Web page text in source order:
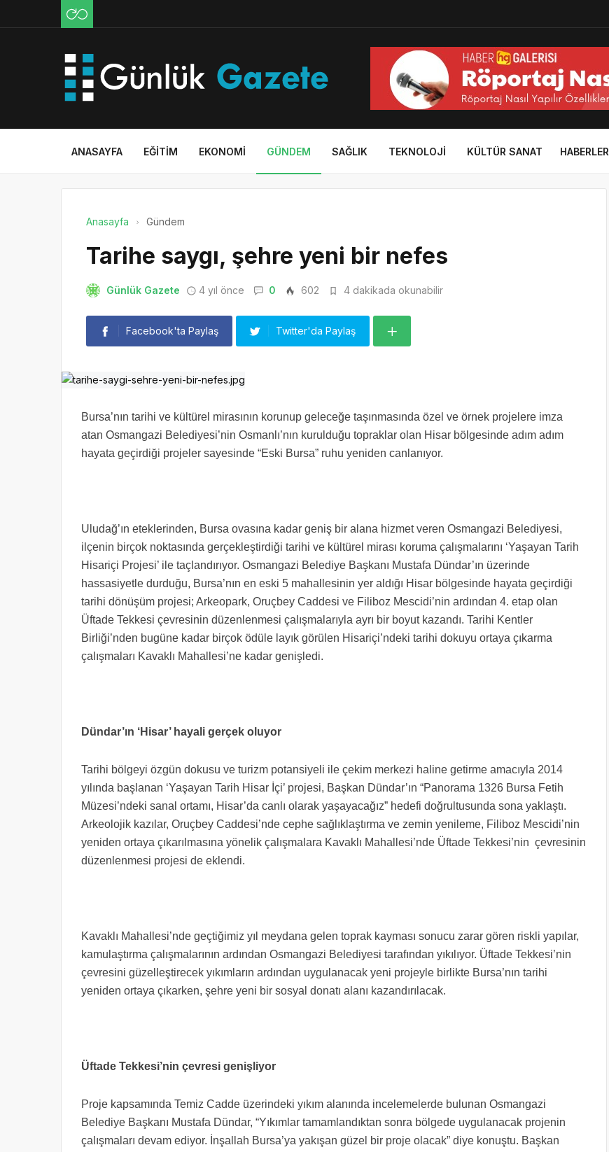
ANASAYFA EĞITIM EKONOMI GÜNDEM SAĞLIK TEKNOLOJI KÜLTÜR SANAT HABERLER
Anasayfa Gündem
Tarihe saygı, şehre yeni bir nefes
Günlük Gazete 4 yıl önce 0 602 4 dakikada okunabilir
Facebook'ta Paylaş Twitter'da Paylaş
Bursa’nın tarihi ve kültürel mirasının korunup geleceğe taşınmasında özel ve örnek projelere imza
atan Osmangazi Belediyesi’nin Osmanlı’nın kurulduğu topraklar olan Hisar bölgesinde adım adım
hayata geçirdiği projeler sayesinde “Eski Bursa” ruhu yeniden canlanıyor.
Uludağ’ın eteklerinden, Bursa ovasına kadar geniş bir alana hizmet veren Osmangazi Belediyesi,
ilçenin birçok noktasında gerçekleştirdiği tarihi ve kültürel mirası koruma çalışmalarını ‘Yaşayan Tarih
Hisariçi Projesi’ ile taçlandırıyor. Osmangazi Belediye Başkanı Mustafa Dündar’ın üzerinde
hassasiyetle durduğu, Bursa’nın en eski 5 mahallesinin yer aldığı Hisar bölgesinde hayata geçirdiği
tarihi dönüşüm projesi; Arkeopark, Oruçbey Caddesi ve Filiboz Mescidi’nin ardından 4. etap olan
Üftade Tekkesi çevresinin düzenlenmesi çalışmalarıyla ayrı bir boyut kazandı. Tarihi Kentler
Birliği’nden bugüne kadar birçok ödüle layık görülen Hisariçi’ndeki tarihi dokuyu ortaya çıkarma
çalışmaları Kavaklı Mahallesi’ne kadar genişledi.
Dündar’ın ‘Hisar’ hayali gerçek oluyor
Tarihi bölgeyi özgün dokusu ve turizm potansiyeli ile çekim merkezi haline getirme amacıyla 2014
yılında başlanan ‘Yaşayan Tarih Hisar İçi’ projesi, Başkan Dündar’ın “Panorama 1326 Bursa Fetih
Müzesi’ndeki sanal ortamı, Hisar’da canlı olarak yaşayacağız” hedefi doğrultusunda sona yaklaştı.
Arkeolojik kazılar, Oruçbey Caddesi’nde cephe sağlıklaştırma ve zemin yenileme, Filiboz Mescidi’nin
yeniden ortaya çıkarılmasına yönelik çalışmalara Kavaklı Mahallesi’nde Üftade Tekkesi’nin çevresinin
düzenlenmesi projesi de eklendi.
Kavaklı Mahallesi’nde geçtiğimiz yıl meydana gelen toprak kayması sonucu zarar gören riskli yapılar,
kamulaştırma çalışmalarının ardından Osmangazi Belediyesi tarafından yıkılıyor. Üftade Tekkesi’nin
çevresini güzelleştirecek yıkımların ardından uygulanacak yeni projeyle birlikte Bursa’nın tarihi
yeniden ortaya çıkarken, şehre yeni bir sosyal donatı alanı kazandırılacak.
Üftade Tekkesi’nin çevresi genişliyor
Proje kapsamında Temiz Cadde üzerindeki yıkım alanında incelemelerde bulunan Osmangazi
Belediye Başkanı Mustafa Dündar, “Yıkımlar tamamlandıktan sonra bölgede uygulanacak projenin
çalışmaları devam ediyor. İnşallah Bursa’ya yakışan güzel bir proje olacak” diye konuştu. Başkan